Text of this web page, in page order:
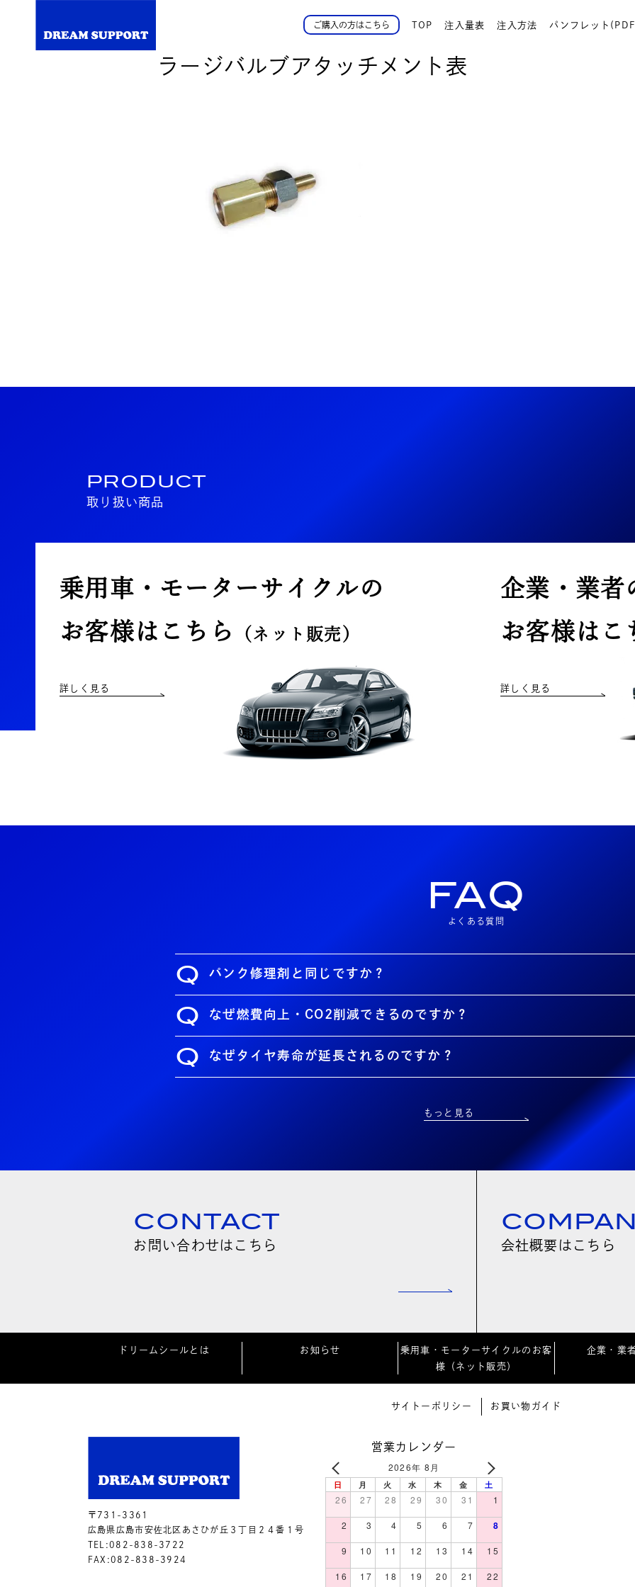
ご購入の方はこちら TOP 注入量表 注入方法 パンフレット
ラージバルブアタッチメント表
PRODUCT
取り扱い商品
乗用車・モーターサイクルの
お客様はこちら
（ネット販売）
詳しく見る
企業・業者
お客様はこ
詳しく見る
FAQ
よくある質問
Q パンク修理剤と同じですか？
Q なぜ燃費向上・CO2削減できるのですか？
Q なぜタイヤ寿命が延長されるのですか？
もっと見る
CONTACT
お問い合わせはこちら 会社概要はこちら
ドリームシールとは お知らせ
乗用車・モーターサイクルのお客
様（ネット販売）
企業・業
サイトーポリシー お買い物ガイド
〒731-3361
広島県広島市安佐北区あさひが丘３丁目２４番１号
TEL:082-838-3722
FAX:082-838-3924
営業カレンダー
2026年 8月
日 月 火 水 木 金 土
26 27 28 29 30 31 1
2 3 4 5 6 7 8
9 10 11 12 13 14 15
16 17 18 19 20 21 22